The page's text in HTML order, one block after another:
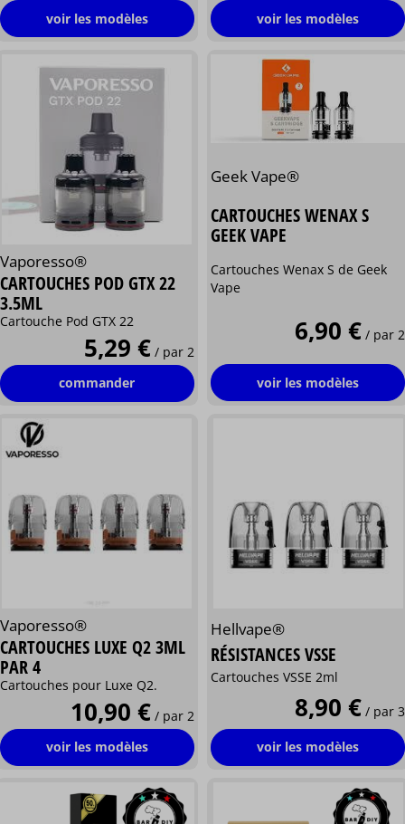
voir les modèles
voir les modèles
Vaporesso®
CARTOUCHES POD GTX 22
3.5ML
Cartouche Pod GTX 22
5,29 € / par 2
commander
Geek Vape®
CARTOUCHES WENAX S
GEEK VAPE
Cartouches Wenax S de Geek
Vape
6,90 € / par 2
voir les modèles
Vaporesso®
CARTOUCHES LUXE Q2 3ML
PAR 4
Cartouches pour Luxe Q2.
10,90 € / par 2
voir les modèles
Hellvape®
RÉSISTANCES VSSE
Cartouches VSSE 2ml
8,90 € / par 3
voir les modèles